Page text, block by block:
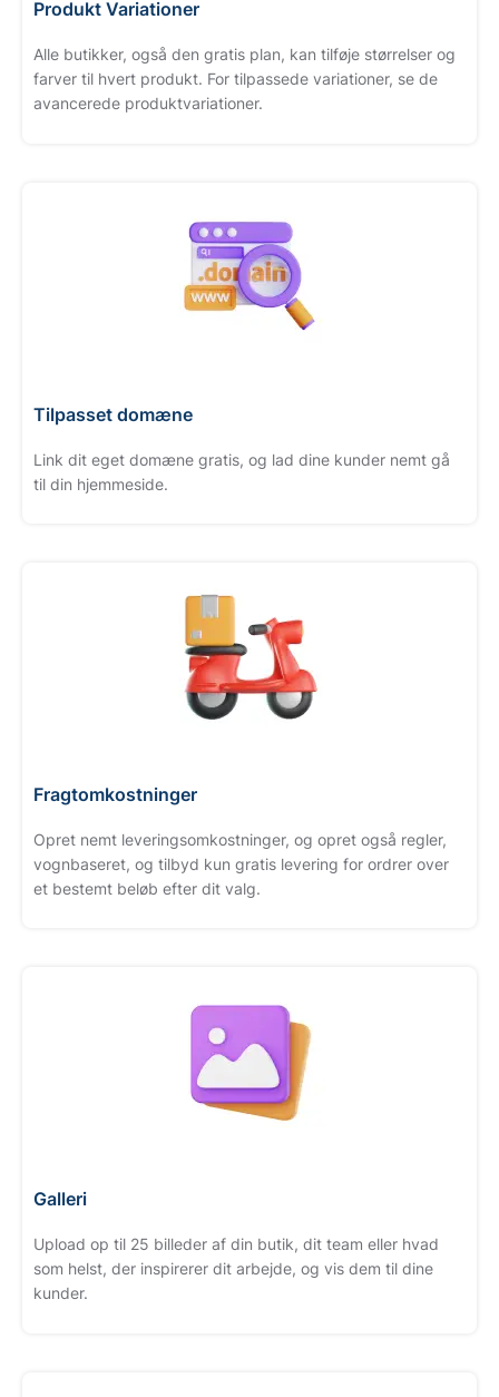
Produkt Variationer
Alle butikker, også den gratis plan, kan tilføje størrelser og
farver til hvert produkt. For tilpassede variationer, se de
avancerede produktvariationer.
Tilpasset domæne
Link dit eget domæne gratis, og lad dine kunder nemt gå
til din hjemmeside.
Fragtomkostninger
Opret nemt leveringsomkostninger, og opret også regler,
vognbaseret, og tilbyd kun gratis levering for ordrer over
et bestemt beløb efter dit valg.
Galleri
Upload op til 25 billeder af din butik, dit team eller hvad
som helst, der inspirerer dit arbejde, og vis dem til dine
kunder.